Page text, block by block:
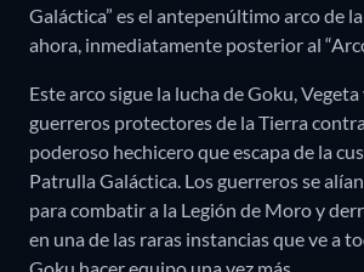
Galáctica” es el antepenúltimo arco de
ahora, inmediatamente posterior al
Este arco sigue la lucha de Goku,
guerreros protectores de la Tierra
poderoso hechicero que escapa de la
Patrulla Galáctica. Los guerreros se
para combatir a la Legión de Moro y
en una de las raras instancias que ve a